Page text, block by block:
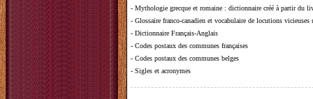
- Mythologie grecque et romaine : dictionnaire créé à partir du
- Glossaire franco-canadien et vocabulaire de locutions vicieuses
- Dictionnaire Français-Anglais
- Codes postaux des communes françaises
- Codes postaux des communes belges
- Sigles et acronymes